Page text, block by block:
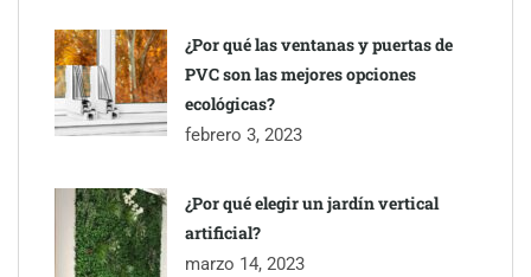
¿Por qué las ventanas y puertas de
PVC son las mejores opciones
ecológicas?
febrero 3, 2023
¿Por qué elegir un jardín vertical
artificial?
marzo 14, 2023